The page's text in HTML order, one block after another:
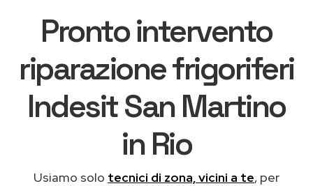
Pronto intervento
riparazione frigoriferi
Indesit San Martino
in Rio
Usiamo solo tecnici di zona, vicini a te, per